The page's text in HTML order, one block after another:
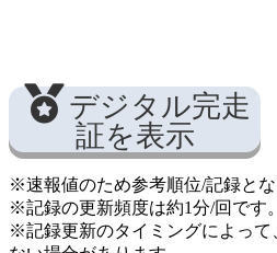
デジタル完走
証を表示
※速報値のため参考順位/記録とな
※記録の更新頻度は約1分/回です。
※記録更新のタイミングによって